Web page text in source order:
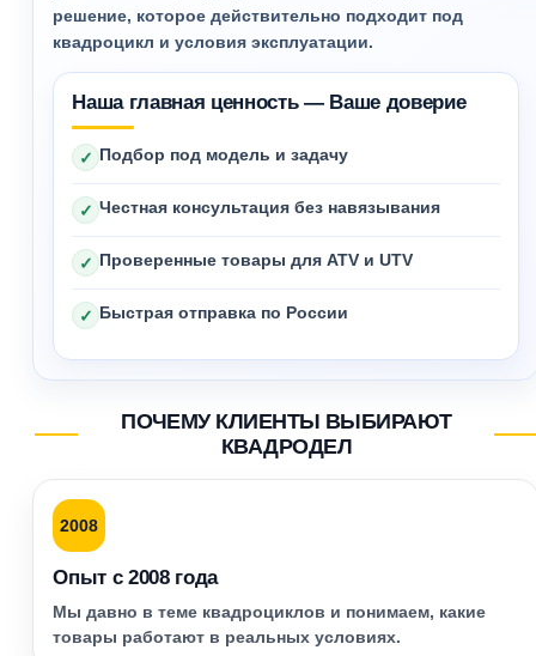
решение, которое действительно подходит под
квадроцикл и условия эксплуатации.
Наша главная ценность — Ваше доверие
✓ Подбор под модель и задачу
✓ Честная консультация без навязывания
✓ Проверенные товары для ATV и UTV
✓ Быстрая отправка по России
ПОЧЕМУ КЛИЕНТЫ ВЫБИРАЮТ
КВАДРОДЕЛ
2008
Опыт с 2008 года
Мы давно в теме квадроциклов и понимаем, какие
товары работают в реальных условиях.